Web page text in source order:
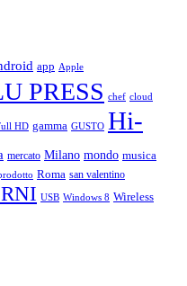
app Apple
PRESS chef cloud
HD gamma GUSTO Hi-
mercato Milano mondo musica
Roma san valentino
USB Windows 8 Wireless